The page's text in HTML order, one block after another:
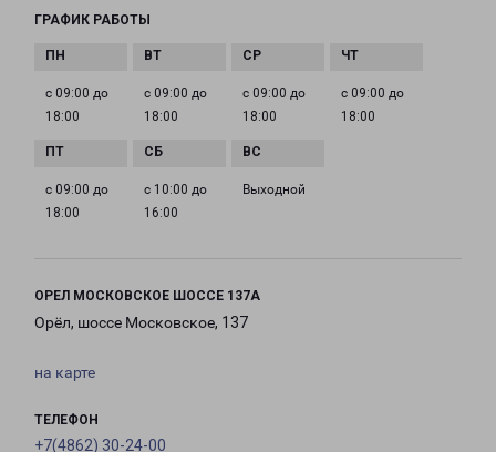
ГРАФИК РАБОТЫ
с 09:00 до
18:00
с 09:00 до
18:00
с 09:00 до
18:00
с 09:00 до
18:00
с 09:00 до
18:00
с 10:00 до
16:00
Выходной
ОРЕЛ МОСКОВСКОЕ ШОССЕ 137А
Орёл, шоссе Московское, 137
на карте
ТЕЛЕФОН
+7(4862) 30-24-00